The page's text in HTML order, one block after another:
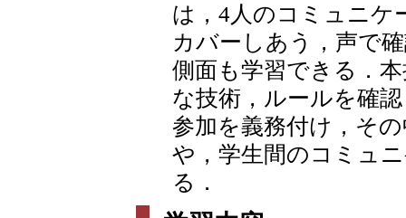
は，4人のコミュニケ
カバーしあう，声で
側面も学習できる．
な技術，ルールを確
参加を義務付け，そ
や，学生間のコミュ
る．